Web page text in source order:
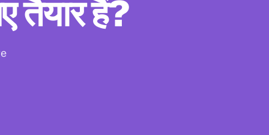
तैयार हैं?